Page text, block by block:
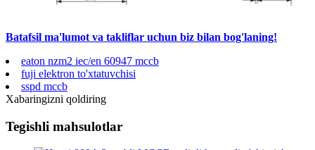
Batafsil ma'lumot va takliflar uchun biz bilan bog'laning!
eaton nzm2 iec/en 60947 mccb
fuji elektron to'xtatuvchisi
sspd mccb
Xabaringizni qoldiring
Tegishli mahsulotlar